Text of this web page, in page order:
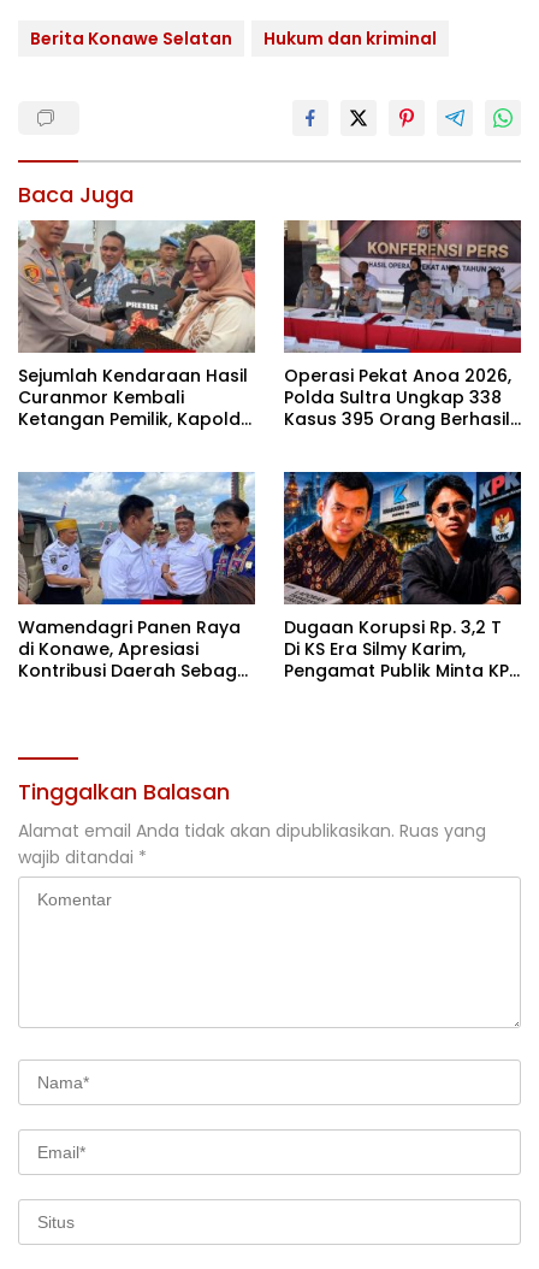
Berita Konawe Selatan Hukum dan kriminal
Baca Juga
Sejumlah Kendaraan Hasil
Curanmor Kembali
Ketangan Pemilik, Kapolda
Operasi Pekat Anoa 2026,
Polda Sultra Ungkap 338
Kasus 395 Orang Berhasil
Wamendagri Panen Raya
di Konawe, Apresiasi
Kontribusi Daerah Sebagai
Dugaan Korupsi Rp. 3,2 T
Di KS Era Silmy Karim,
Pengamat Publik Minta KPK
Tinggalkan Balasan
Alamat email Anda tidak akan dipublikasikan. Ruas yang
wajib ditandai *